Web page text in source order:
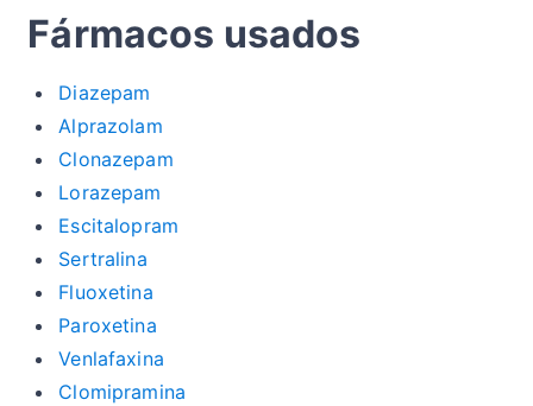
Fármacos usados
Diazepam
Alprazolam
Clonazepam
Lorazepam
Escitalopram
Sertralina
Fluoxetina
Paroxetina
Venlafaxina
Clomipramina